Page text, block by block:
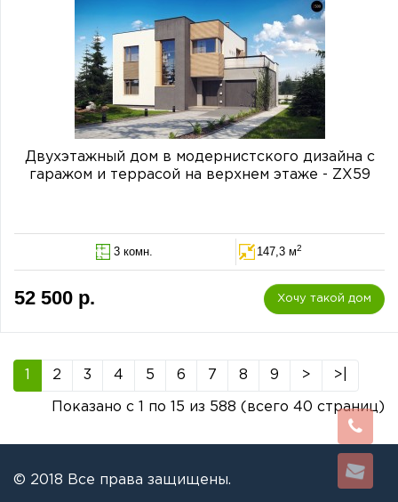
Двухэтажный дом в модернистского дизайна с
гаражом и террасой на верхнем этаже - ZX59
3 комн. 147,3 м2
52 500 р. Хочу такой дом
1 2 3 4 5 6 7 8 9 > >|
Показано с 1 по 15 из 588 (всего 40 страниц)
© 2018 Все права защищены.